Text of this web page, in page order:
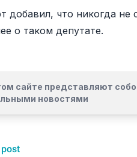
добавил, что никогда
о таком депутате.
сайте представляют
новостями